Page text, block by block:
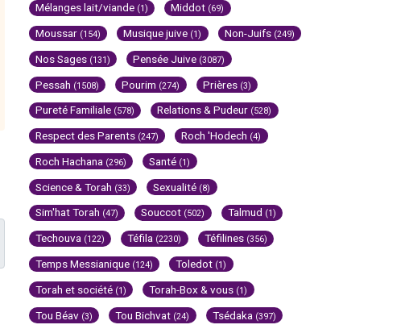
Mélanges lait/viande (1) Middot (69)
Moussar (154) Musique juive (1) Non-Juifs (249)
Nos Sages (131) Pensée Juive (3087)
Pessah (1508) Pourim (274) Prières (3)
Pureté Familiale (578) Relations & Pudeur (528)
Respect des Parents (247) Roch 'Hodech (4)
Roch Hachana (296) Santé (1)
Science & Torah (33) Sexualité (8)
Sim'hat Torah (47) Souccot (502) Talmud (1)
Techouva (122) Téfila (2230) Téfilines (356)
Temps Messianique (124) Toledot (1)
Torah et société (1) Torah-Box & vous (1)
Tou Béav (3) Tou Bichvat (24) Tsédaka (397)